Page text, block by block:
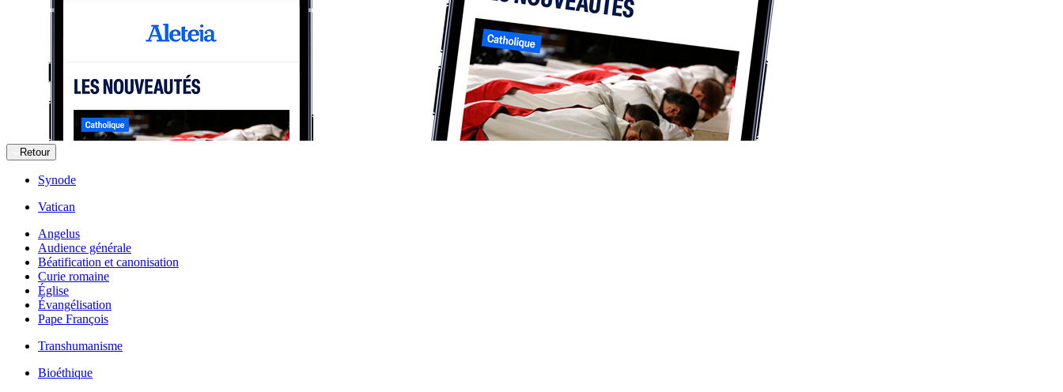
Retour
Synode
Vatican
Angelus
Audience générale
Béatification et canonisation
Curie romaine
Église
Évangélisation
Pape François
Transhumanisme
Bioéthique